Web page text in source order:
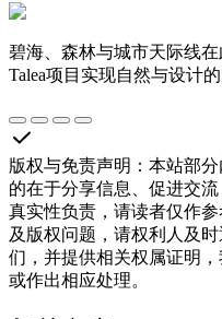
碧海、森林与城市天际线
Talea项目实现自然与设计
版权与免责声明 ： 本站部
的在于分享信息、促进交
真实性负责，请读者仅作
及版权问题，请权利人及
们，并提供相关权属证明
或作出相应处理。